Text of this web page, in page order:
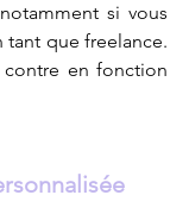
si vous
que freelance.
en fonction